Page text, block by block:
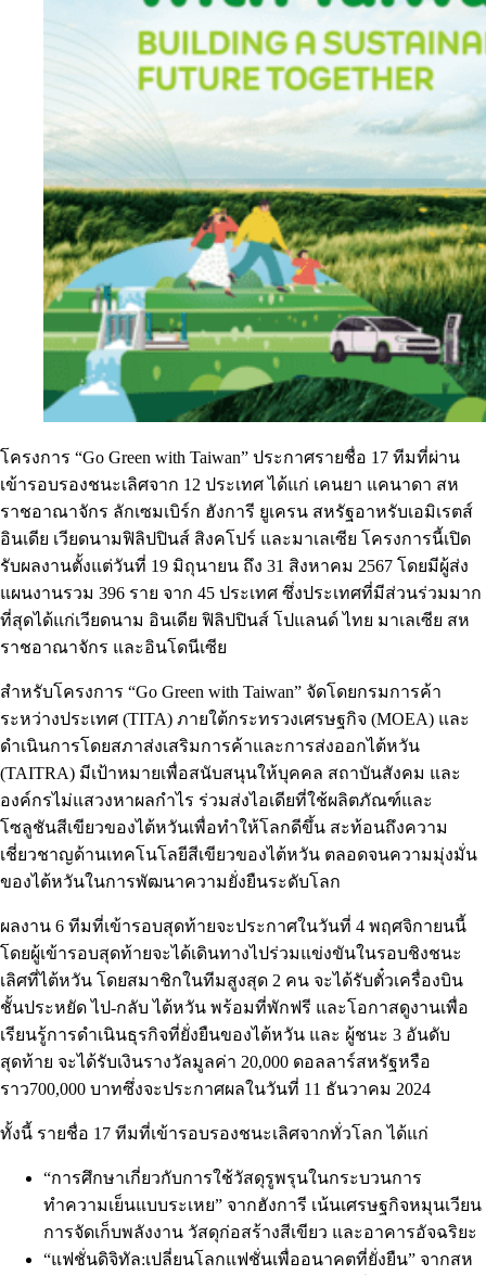
โครงการ “Go Green with Taiwan” ประกาศรายชื่อ 17 ทีมที่ผ่าน
เข้ารอบรองชนะเลิศจาก 12 ประเทศ ได้แก่ เคนยา แคนาดา สห
ราชอาณาจักร ลักเซมเบิร์ก ฮังการี ยูเครน สหรัฐอาหรับเอมิเรตส์
อินเดีย เวียดนามฟิลิปปินส์ สิงคโปร์ และมาเลเซีย โครงการนี้เปิด
รับผลงานตั้งแต่วันที่ 19 มิถุนายน ถึง 31 สิงหาคม 2567 โดยมีผู้ส่ง
แผนงานรวม 396 ราย จาก 45 ประเทศ ซึ่งประเทศที่มีส่วนร่วมมาก
ที่สุดได้แก่เวียดนาม อินเดีย ฟิลิปปินส์ โปแลนด์ ไทย มาเลเซีย สห
ราชอาณาจักร และอินโดนีเซีย
สำหรับโครงการ “Go Green with Taiwan” จัดโดยกรมการค้า
ระหว่างประเทศ (TITA) ภายใต้กระทรวงเศรษฐกิจ (MOEA) และ
ดำเนินการโดยสภาส่งเสริมการค้าและการส่งออกไต้หวัน
(TAITRA) มีเป้าหมายเพื่อสนับสนุนให้บุคคล สถาบันสังคม และ
องค์กรไม่แสวงหาผลกำไร ร่วมส่งไอเดียที่ใช้ผลิตภัณฑ์และ
โซลูชันสีเขียวของไต้หวันเพื่อทำให้โลกดีขึ้น สะท้อนถึงความ
เชี่ยวชาญด้านเทคโนโลยีสีเขียวของไต้หวัน ตลอดจนความมุ่งมั่น
ของไต้หวันในการพัฒนาความยั่งยืนระดับโลก
ผลงาน 6 ทีมที่เข้ารอบสุดท้ายจะประกาศในวันที่ 4 พฤศจิกายนนี้
โดยผู้เข้ารอบสุดท้ายจะได้เดินทางไปร่วมแข่งขันในรอบชิงชนะ
เลิศที่ไต้หวัน โดยสมาชิกในทีมสูงสุด 2 คน จะได้รับตั๋วเครื่องบิน
ชั้นประหยัด ไป-กลับ ไต้หวัน พร้อมที่พักฟรี และโอกาสดูงานเพื่อ
เรียนรู้การดำเนินธุรกิจที่ยั่งยืนของไต้หวัน และ ผู้ชนะ 3 อันดับ
สุดท้าย จะได้รับเงินรางวัลมูลค่า 20,000 ดอลลาร์สหรัฐหรือ
ราว700,000 บาทซึ่งจะประกาศผลในวันที่ 11 ธันวาคม 2024
ทั้งนี้ รายชื่อ 17 ทีมที่เข้ารอบรองชนะเลิศจากทั่วโลก ได้แก่
“การศึกษาเกี่ยวกับการใช้วัสดุรูพรุนในกระบวนการ
ทำความเย็นแบบระเหย” จากฮังการี เน้นเศรษฐกิจหมุนเวียน
การจัดเก็บพลังงาน วัสดุก่อสร้างสีเขียว และอาคารอัจฉริยะ
“แฟชั่นดิจิทัล:เปลี่ยนโลกแฟชั่นเพื่ออนาคตที่ยั่งยืน” จากสห